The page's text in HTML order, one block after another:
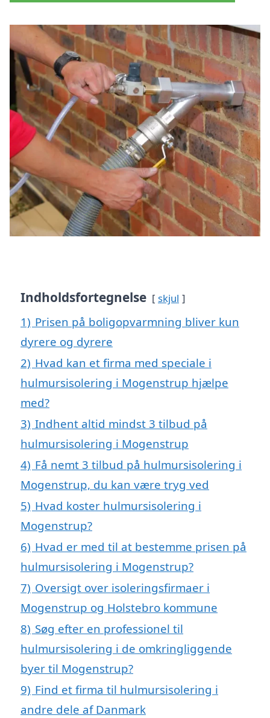
Indholdsfortegnelse skjul
1) Prisen på boligopvarmning bliver kun
dyrere og dyrere
2) Hvad kan et firma med speciale i
hulmursisolering i Mogenstrup hjælpe
med?
3) Indhent altid mindst 3 tilbud på
hulmursisolering i Mogenstrup
4) Få nemt 3 tilbud på hulmursisolering i
Mogenstrup, du kan være tryg ved
5) Hvad koster hulmursisolering i
Mogenstrup?
6) Hvad er med til at bestemme prisen på
hulmursisolering i Mogenstrup?
7) Oversigt over isoleringsfirmaer i
Mogenstrup og Holstebro kommune
8) Søg efter en professionel til
hulmursisolering i de omkringliggende
byer til Mogenstrup?
9) Find et firma til hulmursisolering i
andre dele af Danmark